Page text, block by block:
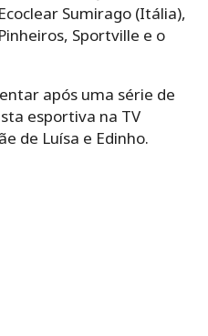
Sumirago (Itália),
Sportville e o
após uma série de
esportiva na TV
de Luísa e Edinho.